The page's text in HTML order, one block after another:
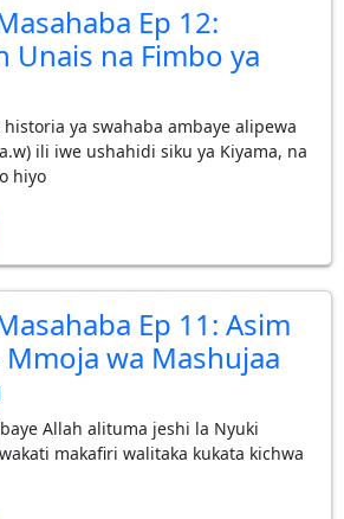
Ep 12:
Unais na Fimbo ya
ya swahaba ambaye alipewa
ili iwe ushahidi siku ya Kiyama, na
hiyo
Ep 11: Asim
wa Mashujaa
Allah alituma jeshi la Nyuki
makafiri walitaka kukata kichwa